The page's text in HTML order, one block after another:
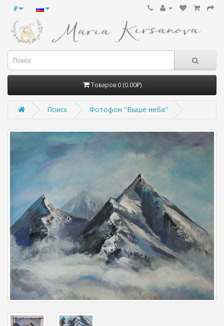
₽
Товаров 0 (0.00₽)
Поиск Фотофон "Выше неба"